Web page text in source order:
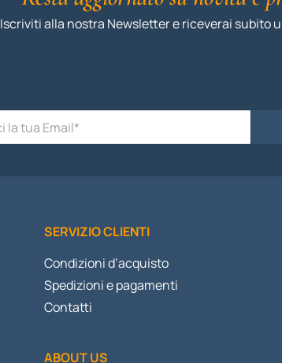
Iscriviti alla nostra Newsletter e riceverai subito
SERVIZIO CLIENTI
Condizioni d’acquisto
Spedizioni e pagamenti
Contatti
ABOUT US